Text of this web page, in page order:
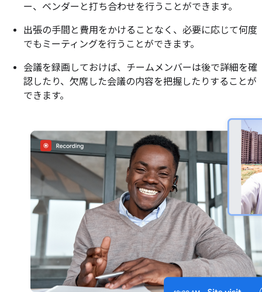
ー、ベンダーと打ち合わせを行うことができます。
出張の手間と費用をかけることなく、必要に応じて何度
でもミーティングを行うことができます。
会議を録画しておけば、チームメンバーは後で詳細を確
認したり、欠席した会議の内容を把握したりすることが
できます。